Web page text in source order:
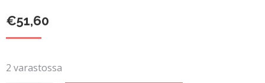
€51,60
2 varastossa